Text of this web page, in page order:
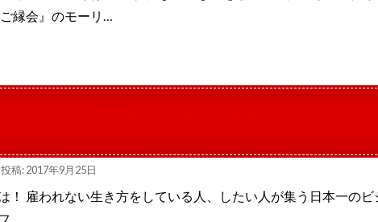
縁会』のモーリ…
投稿: 2017年9月25日
！ 雇われない生き方をしている人、したい人が集う日本一のビ
…